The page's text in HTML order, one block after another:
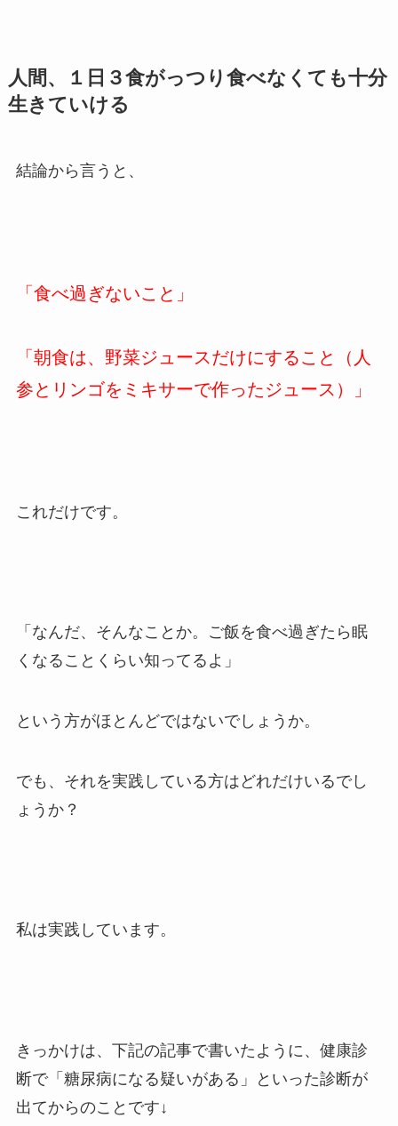
人間、１日３食がっつり食べなくても十分
生きていける
結論から言うと、
「食べ過ぎないこと」
「朝食は、野菜ジュースだけにすること（人
参とリンゴをミキサーで作ったジュース）」
これだけです。
「なんだ、そんなことか。ご飯を食べ過ぎたら眠
くなることくらい知ってるよ」
という方がほとんどではないでしょうか。
でも、それを実践している方はどれだけいるでし
ょうか？
私は実践しています。
きっかけは、下記の記事で書いたように、健康診
断で「糖尿病になる疑いがある」といった診断が
出てからのことです↓